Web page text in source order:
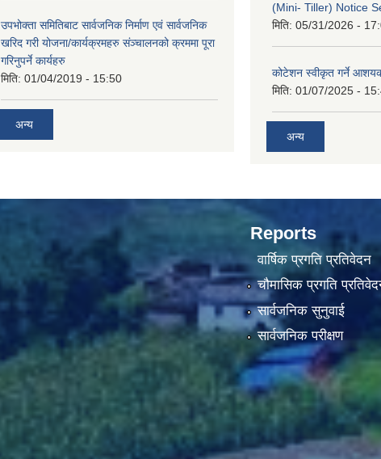
उपभोक्ता समितिबाट सार्वजनिक निर्माण एवं सार्वजनिक
खरिद गरी योजना/कार्यक्रमहरु संञ्‍चालनको क्रममा पूरा
गरिनुपर्ने कार्यहरु
मिति: 01/04/2019 - 15:50
अन्य
(Mini- Tiller) Notice
मिति: 05/31/2026 -
कोटेशन स्वीकृत गर्ने
मिति: 01/07/2025 -
अन्य
Reports
वार्षिक प्रगति प्रतिवेदन
चौमासिक प्रगति
सार्वजनिक सुनुवाई
सार्वजनिक परीक्षण